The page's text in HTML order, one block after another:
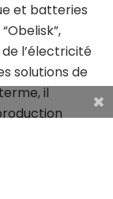
et batteries
l’électricité
solutions de
il